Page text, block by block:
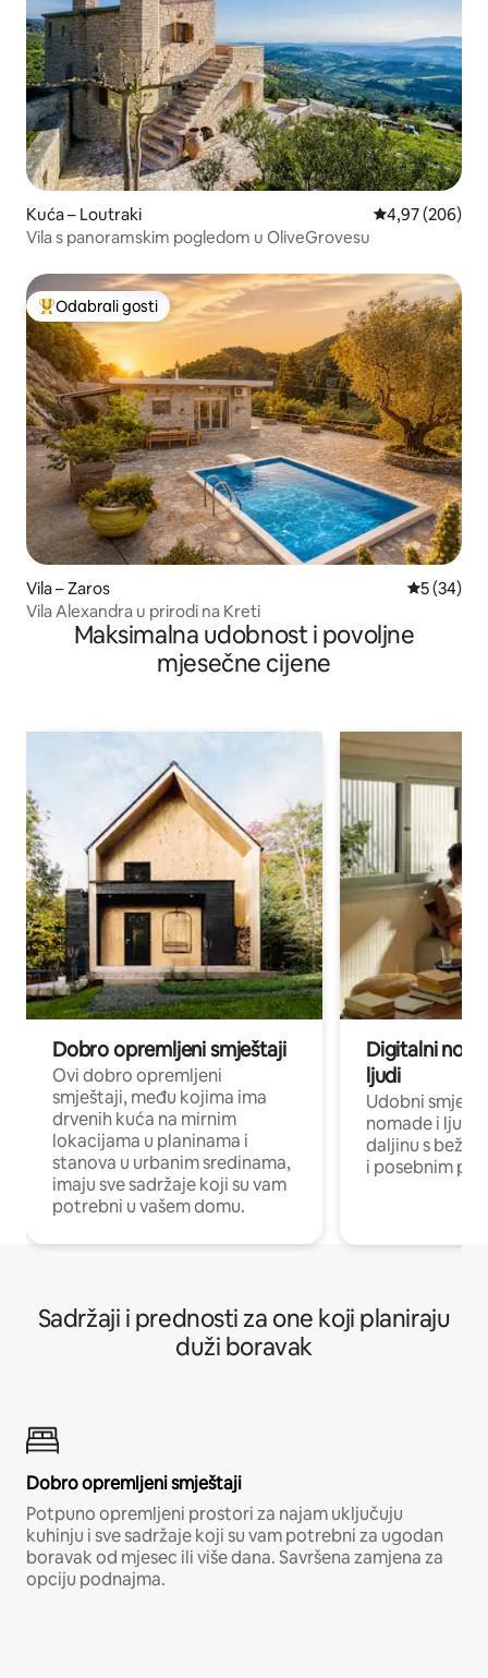
Kuća – Loutraki Prosječna
4,97 (206)
Vila s panoramskim pogledom u OliveGrovesu
Među najviše rangiranima s oznakom „Odabrali gosti”
Odabrali gosti
Vila – Zaros Prosječna
5 (34)
Vila Alexandra u prirodi na Kreti
Maksimalna udobnost i povoljne
mjesečne cijene
Dobro opremljeni smještaji
Ovi dobro opremljeni
smještaji, među kojima ima
drvenih kuća na mirnim
lokacijama u planinama i
stanova u urbanim sredinama,
imaju sve sadržaje koji su vam
potrebni u vašem domu.
Digitalni
ljudi
Udobni
nomade i ljude
daljinu s
i posebnim
Sadržaji i prednosti za one koji planiraju
duži boravak
Dobro opremljeni smještaji
Potpuno opremljeni prostori za najam uključuju
kuhinju i sve sadržaje koji su vam potrebni za ugodan
boravak od mjesec ili više dana. Savršena zamjena za
opciju podnajma.